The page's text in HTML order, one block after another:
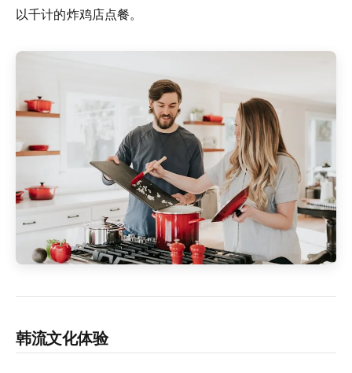
以千计的炸鸡店点餐。
韩流文化体验